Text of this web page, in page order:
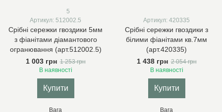
5
Артикул: 512002.5
Срібні сережки гвоздики 5мм
з фіанітами діамантового
огранювання (арт.512002.5)
1 003 грн 1 253 грн
В наявності
Купити
Вага
Артикул: 420335
Срібні сережки гвоздики з
білими фіанітами кв.7мм
(арт.420335)
1 438 грн 2 054 грн
В наявності
Купити
Вага